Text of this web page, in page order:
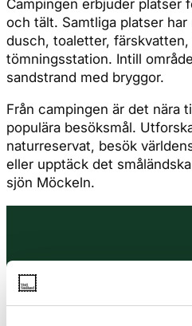
Campingen erbjuder platser
och tält. Samtliga platser
dusch, toaletter,
tömningsstation. Intill
sandstrand med bryggor.
Från campingen är det nära
populära besöksmål.
naturreservat, besök
eller upptäck det
sjön Möckeln.